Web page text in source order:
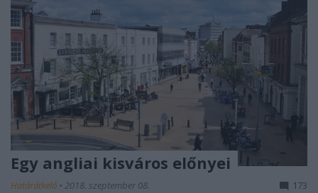
Egy angliai kisváros előnyei
Határátkelő • 2018. szeptember 08. 173